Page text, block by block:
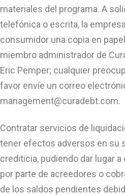
materiales del programa. A
telefónica o escrita, la
consumidor una copia en
miembro administrador de
Eric Pemper; cualquier
favor envíe un correo
management@curadebt.com.
Contratar servicios de
tener efectos adversos en su
crediticia, pudiendo dar lugar
por parte de acreedores o
de los saldos pendientes